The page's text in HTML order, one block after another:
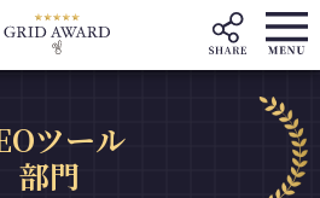
ツール
部門